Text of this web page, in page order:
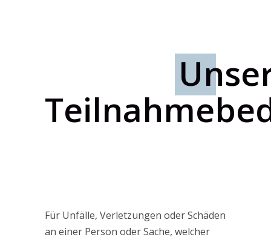
U
Für Unfälle, Verletzungen oder Schäden
an einer Person oder Sache, welcher